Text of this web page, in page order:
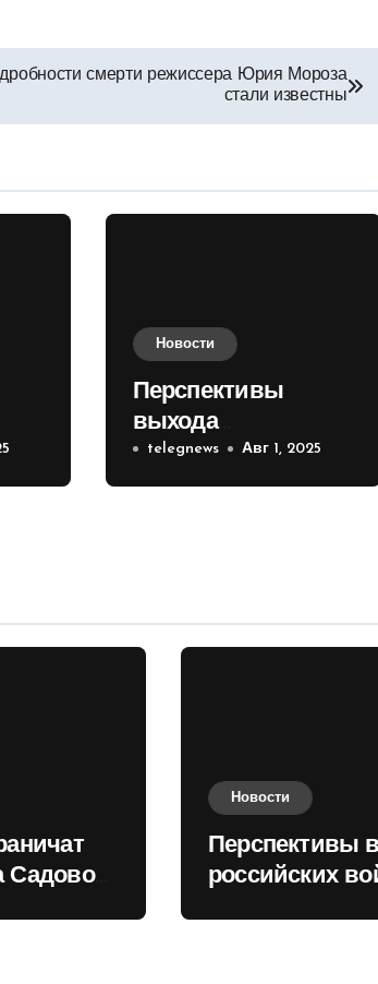
смерти режиссера Юрия Мороза
стали известны
Новости
Перспективы
выхода
российских войск к
Киеву зимой
telegnews Авг 1, 2025
Новости
Перспективы
российских